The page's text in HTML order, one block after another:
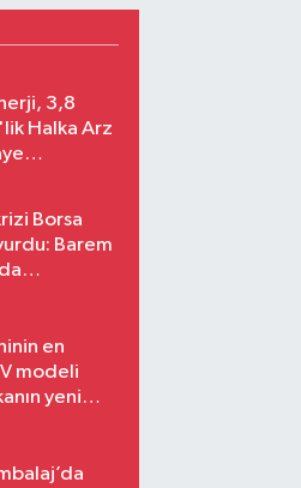
3,8
Halka Arz
Borsa
Barem
en
modeli
yeni